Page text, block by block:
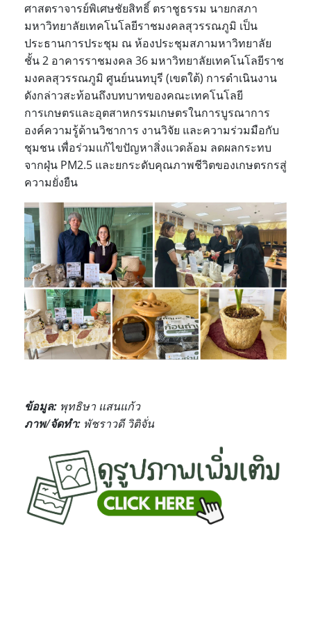
ศาสตราจารย์พิเศษชัยสิทธิ์ ตราชูธรรม นายกสภา
มหาวิทยาลัยเทคโนโลยีราชมงคลสุวรรณภูมิ เป็น
ประธานการประชุม ณ ห้องประชุมสภามหาวิทยาลัย
ชั้น 2 อาคารราชมงคล 36 มหาวิทยาลัยเทคโนโลยีราช
มงคลสุวรรณภูมิ ศูนย์นนทบุรี (เขตใต้) การดำเนินงาน
ดังกล่าวสะท้อนถึงบทบาทของคณะเทคโนโลยี
การเกษตรและอุตสาหกรรมเกษตรในการบูรณาการ
องค์ความรู้ด้านวิชาการ งานวิจัย และความร่วมมือกับ
ชุมชน เพื่อร่วมแก้ไขปัญหาสิ่งแวดล้อม ลดผลกระทบ
จากฝุ่น PM2.5 และยกระดับคุณภาพชีวิตของเกษตรกรสู่
ความยั่งยืน
ข้อมูล: พุทธิษา แสนแก้ว
ภาพ/จัดทำ: พัชราวดี วิติจั่น